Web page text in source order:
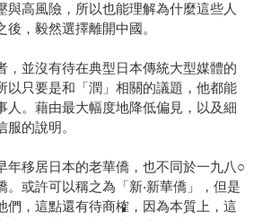
與高風險，所以也能理解為什麼這些人
，毅然選擇離開中國。
，並沒有待在典型日本傳統大型媒體的
以只要是和「潤」相關的議題，他都能
人。藉由最大幅度地降低偏見，以及細
的說明。
年移居日本的老華僑，也不同於一九八○
。或許可以稱之為「新‧新華僑」，但是
們，這點還有待商榷，因為本質上，這